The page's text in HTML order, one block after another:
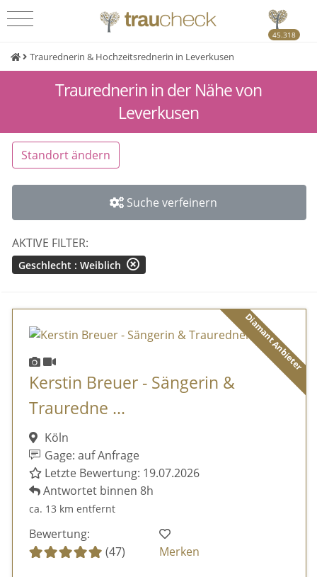
45.318
Traurednerin & Hochzeitsrednerin in Leverkusen
Traurednerin in der Nähe von
Leverkusen
Standort ändern
Suche verfeinern
AKTIVE FILTER:
Geschlecht : Weiblich
Diamant Anbieter
Kerstin Breuer - Sängerin &
Trauredne ...
Köln
Gage: auf Anfrage
Letzte Bewertung: 19.07.2026
Antwortet binnen 8h
ca. 13 km entfernt
Bewertung:
(47)
Merken